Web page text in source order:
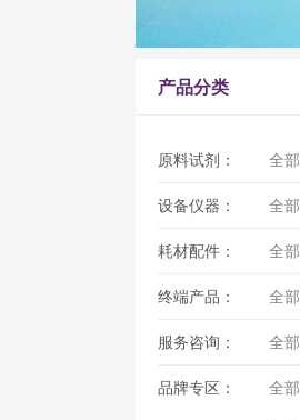
产品分类
原料试剂： 全部
设备仪器： 全部
耗材配件： 全部
终端产品： 全部
服务咨询： 全部
品牌专区： 全部